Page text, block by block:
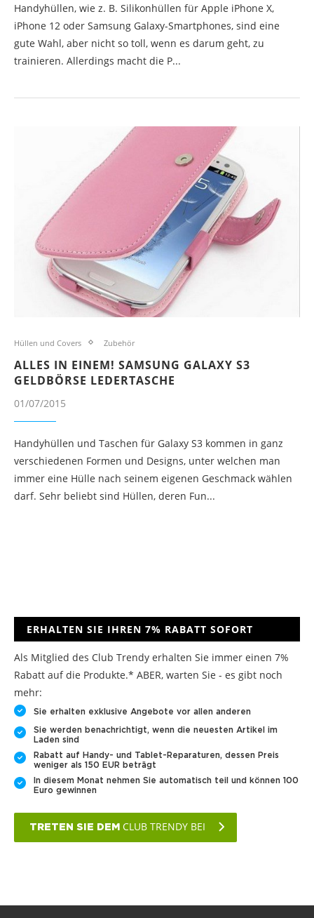
Handyhüllen, wie z. B. Silikonhüllen für Apple iPhone X,
iPhone 12 oder Samsung Galaxy-Smartphones, sind eine
gute Wahl, aber nicht so toll, wenn es darum geht, zu
trainieren. Allerdings macht die P...
Hüllen und Covers Zubehör
ALLES IN EINEM! SAMSUNG GALAXY S3
GELDBÖRSE LEDERTASCHE
01/07/2015
Handyhüllen und Taschen für Galaxy S3 kommen in ganz
verschiedenen Formen und Designs, unter welchen man
immer eine Hülle nach seinem eigenen Geschmack wählen
darf. Sehr beliebt sind Hüllen, deren Fun...
ERHALTEN SIE IHREN 7% RABATT SOFORT
Als Mitglied des Club Trendy erhalten Sie immer einen 7%
Rabatt auf die Produkte.* ABER, warten Sie - es gibt noch
mehr:
Sie erhalten exklusive Angebote vor allen anderen
Sie werden benachrichtigt, wenn die neuesten Artikel im
Laden sind
Rabatt auf Handy- und Tablet-Reparaturen, dessen Preis
weniger als 150 EUR beträgt
In diesem Monat nehmen Sie automatisch teil und können 100
Euro gewinnen
TRETEN SIE DEM CLUB TRENDY BEI